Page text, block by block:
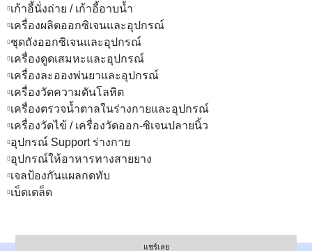
เก้าอี้นั่งถ่าย / เก้าอี้อาบน้ำ
เครื่องผลิตออกซิเจนและอุปกรณ์
ชุดถังออกซิเจนและอุปกรณ์
เครื่องดูดเสมหะและอุปกรณ์
เครื่องละอองพ่นยาและอุปกรณ์
เครื่องวัดความดันโลหิต
เครื่องตรวจน้ำตาลในร่างกายและอุปกรณ์
เครื่องวัดไข้ / เครื่องวัดออก-ซิเจนปลายนิ้ว
อุปกรณ์ Support ร่างกาย
อุปกรณ์ให้อาหารทางสายยาง
เจลป้องกันแผลกดทับ
เบ็ดเตล็ด